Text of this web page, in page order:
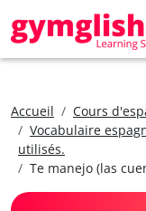
Accueil
Cours
Vocabulaire
utilisés.
Te manejo (las